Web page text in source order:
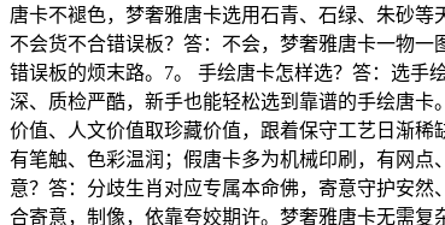
唐卡不褪色，梦奢雅唐卡选用石青、石绿、朱砂
不会货不合错误板？答：不会，梦奢雅唐卡一物
错误板的烦末路。7。 手绘唐卡怎样选？答：选手
深、质检严酷，新手也能轻松选到靠谱的手绘唐
价值、人文价值取珍藏价值，跟着保守工艺日渐
有笔触、色彩温润；假唐卡多为机械印刷，有网
意？答：分歧生肖对应专属本命佛，寄意守护安
合寄意，制像，依靠夸姣期许。梦奢雅唐卡无需